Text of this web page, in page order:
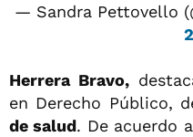
— Sandra Pettovello
Herrera Bravo,
en Derecho Público,
de salud. De acuerdo